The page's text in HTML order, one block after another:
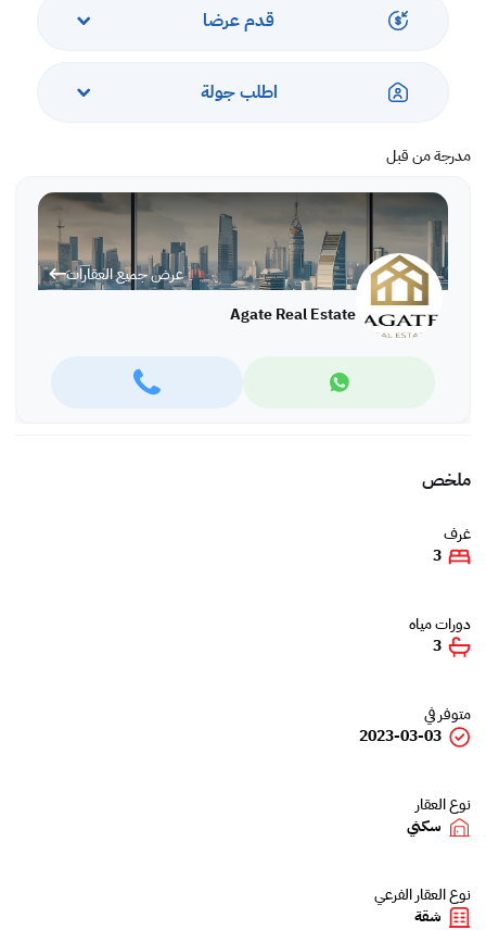
قدم عرضا
اطلب جولة
مدرجة من قبل
عرض جميع العقارات
Agate Real Estate
Ref: TTAI5480
For more information and viewing please call or WhatsApp:
ملخص
غرف
3
دورات مياه
3
متوفر في
2023-03-03
نوع العقار
سكني
نوع العقار الفرعي
شقة